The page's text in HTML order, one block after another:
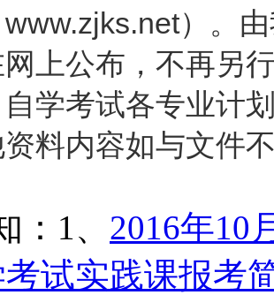
www.zjks.net）。
上公布，不再另
自学考试各专业计
料内容如与文件
：1、 2016年10
考试实践课报考